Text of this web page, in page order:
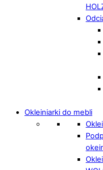
Okleiniarki do mebli